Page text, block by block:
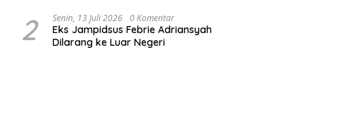
2 Senin, 13 Juli 2026 0 Komentar
Eks Jampidsus Febrie Adriansyah
Dilarang ke Luar Negeri